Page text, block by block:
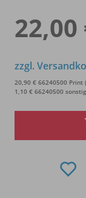
22,00
zzgl.
20,90 € 66240500 Print
1,10 € 66240500